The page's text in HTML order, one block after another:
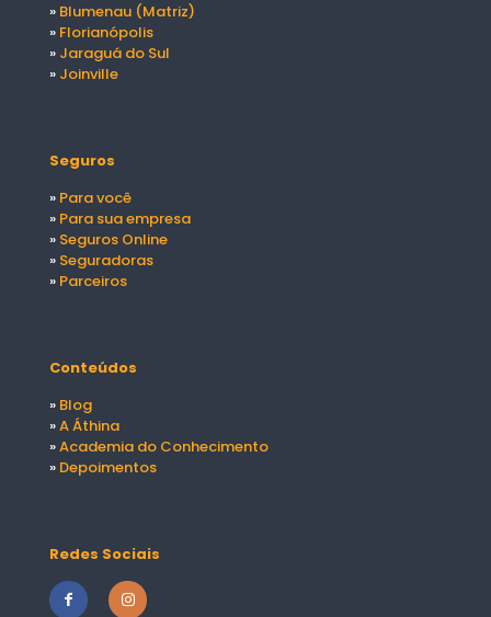
» Blumenau (Matriz)
» Florianópolis
» Jaraguá do Sul
» Joinville
Seguros
» Para você
» Para sua empresa
» Seguros Online
» Seguradoras
» Parceiros
Conteúdos
» Blog
»A Áthina
»Academia do Conhecimento
» Depoimentos
Redes Sociais